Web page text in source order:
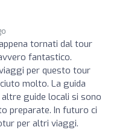
tornati dal tour
fantastico.
per questo tour
molto. La guida
guide locali si sono
preparate. In futuro ci
per altri viaggi.